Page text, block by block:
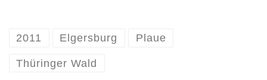
2011 Elgersburg Plaue
Thüringer Wald